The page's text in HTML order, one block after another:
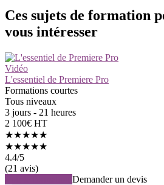
Ces sujets de formation
vous intéresser
Vidéo
L'essentiel de Premiere Pro
Formations courtes
Tous niveaux
3 jours - 21 heures
2 100€ HT
★★★★★
★★★★★
4.4/5
(21 avis)
Demander un devis